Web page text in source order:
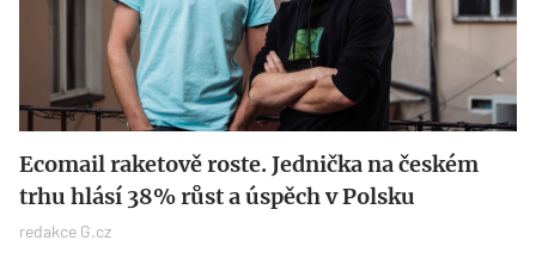
Ecomail raketově roste. Jednička na českém
trhu hlásí 38% růst a úspěch v Polsku
redakce G.cz